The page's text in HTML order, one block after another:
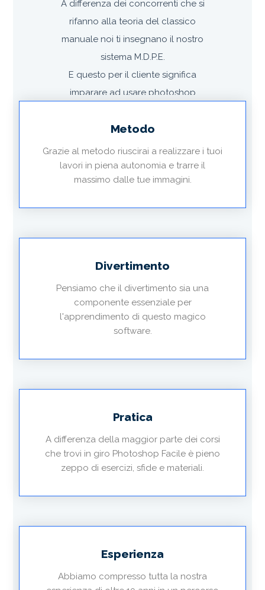
A differenza dei concorrenti che si
rifanno alla teoria del classico
manuale noi ti insegnano il nostro
sistema M.D.P.E.
E questo per il cliente significa
imparare ad usare photoshop
efficace.
Metodo
Grazie al metodo riuscirai a realizzare i tuoi
lavori in piena autonomia e trarre il
massimo dalle tue immagini.
Divertimento
Pensiamo che il divertimento sia una
componente essenziale per
l'apprendimento di questo magico
software.
Pratica
A differenza della maggior parte dei corsi
che trovi in giro Photoshop Facile è pieno
zeppo di esercizi, sfide e materiali.
Esperienza
Abbiamo compresso tutta la nostra